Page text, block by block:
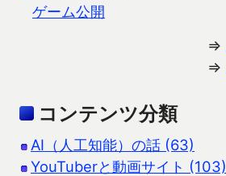
ゲーム公開
⇒
⇒
コンテンツ分類
AI（人工知能）の話 (63)
YouTuberと動画サイト (103)